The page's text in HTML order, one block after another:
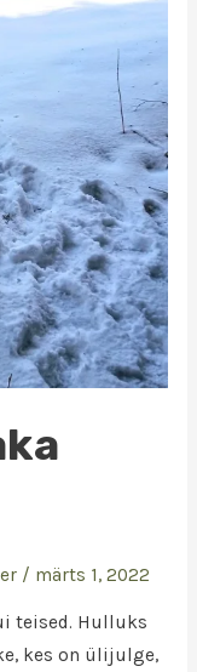
/ märts 1, 2022
teised. Hulluks
kes on ülijulge,